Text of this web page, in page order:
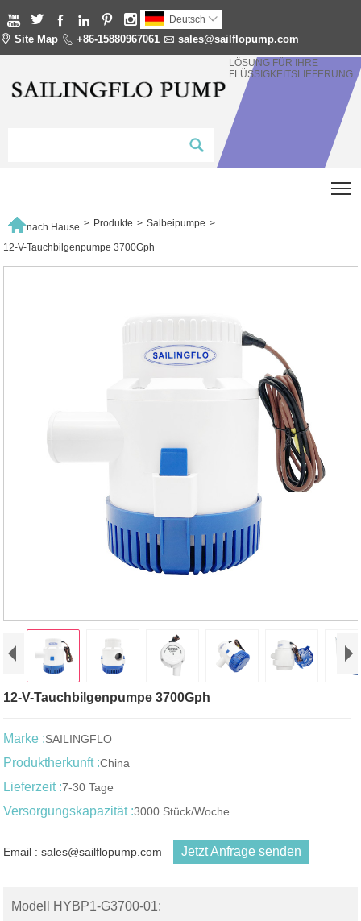
      Deutsch 
 Site Map  +86-15880967061  sales@sailflopump.com
LÖSUNG FÜR IHRE
FLÜSSIGKEITSLIEFERUNG
nach Hause > Produkte > Salbeipumpe >
12-V-Tauchbilgenpumpe 3700Gph
12-V-Tauchbilgenpumpe 3700Gph
Marke :SAILINGFLO
Produktherkunft :China
Lieferzeit :7-30 Tage
Versorgungskapazität :3000 Stück/Woche
Email : sales@sailflopump.com Jetzt Anfrage senden
Modell HYBP1-G3700-01: